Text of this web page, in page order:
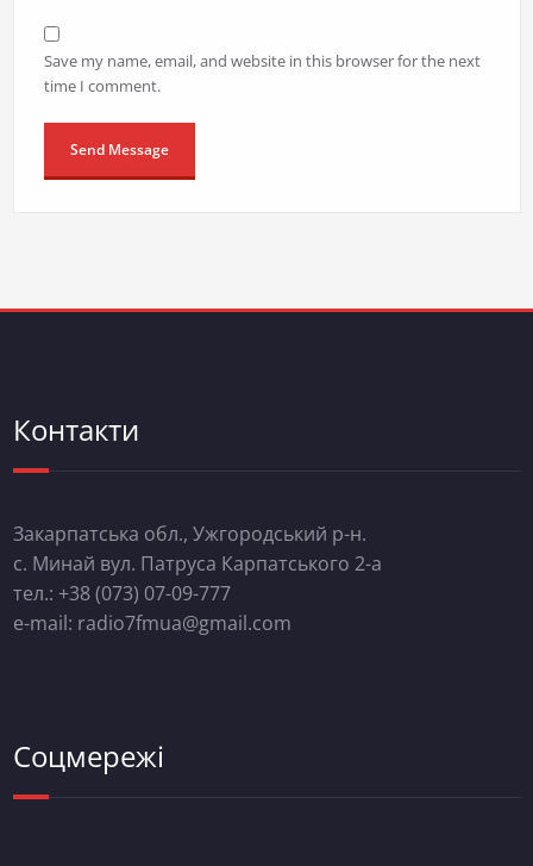
Save my name, email, and website in this browser for the next
time I comment.
Контакти
Закарпатська обл., Ужгородський р-н.
с. Минай вул. Патруса Карпатського 2-а
тел.: +38 (073) 07-09-777
e-mail: radio7fmua@gmail.com
Соцмережі